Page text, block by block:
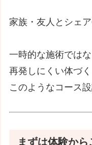
家族・友人とシェ
一時的な施術ではな
再発しにくい体づ
このようなコース
まずは体験か